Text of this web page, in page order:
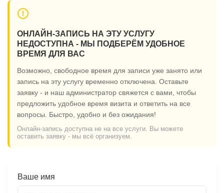
ОНЛАЙН-ЗАПИСЬ НА ЭТУ УСЛУГУ
НЕДОСТУПНА - МЫ ПОДБЕРЁМ УДОБНОЕ
ВРЕМЯ ДЛЯ ВАС
Возможно, свободное время для записи уже занято или
запись на эту услугу временно отключена. Оставьте
заявку - и наш администратор свяжется с вами, чтобы
предложить удобное время визита и ответить на все
вопросы. Быстро, удобно и без ожидания!
Онлайн-запись доступна не на все услуги. Вы можете
оставить заявку - мы всё организуем.
Ваше имя